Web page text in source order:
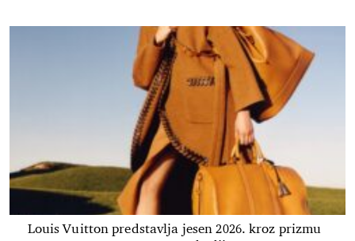
Louis Vuitton predstavlja jesen 2026. kroz prizmu